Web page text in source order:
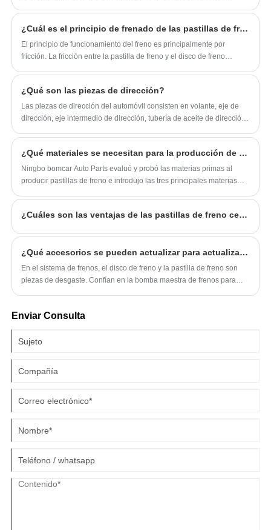
detener el automóvil.
¿Cuál es el principio de frenado de las pastillas de freno?
El principio de funcionamiento del freno es principalmente por
fricción. La fricción entre la pastilla de freno y el disco de freno
detener el automóvil.
¿Qué son las piezas de dirección?
Las piezas de dirección del automóvil consisten en volante, eje de
dirección, eje intermedio de dirección, tubería de aceite de dirección,
dirección, dirección integral, barra de dirección, amortiguador de
dirección, etc. en.
¿Qué materiales se necesitan para la producción de pastillas de freno?
Ningbo bomcar Auto Parts evaluó y probó las materias primas al
producir pastillas de freno e introdujo las tres principales materias
¿Cuáles son las ventajas de las pastillas de freno cerámicas?
¿Qué accesorios se pueden actualizar para actualizar el sistema de frenos?
En el sistema de frenos, el disco de freno y la pastilla de freno son
piezas de desgaste. Confían en la bomba maestra de frenos para
Enviar Consulta